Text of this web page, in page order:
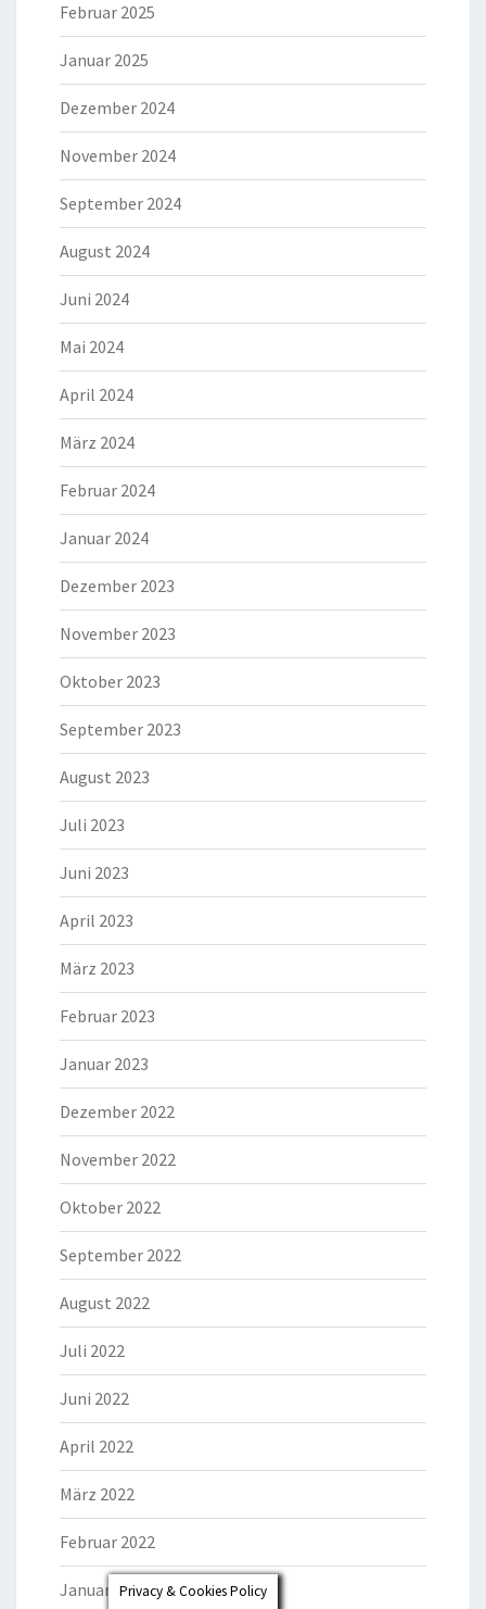
Februar 2025
Januar 2025
Dezember 2024
November 2024
September 2024
August 2024
Juni 2024
Mai 2024
April 2024
März 2024
Februar 2024
Januar 2024
Dezember 2023
November 2023
Oktober 2023
September 2023
August 2023
Juli 2023
Juni 2023
April 2023
März 2023
Februar 2023
Januar 2023
Dezember 2022
November 2022
Oktober 2022
September 2022
August 2022
Juli 2022
Juni 2022
April 2022
März 2022
Februar 2022
Januar 2022Privacy & Cookies Policy